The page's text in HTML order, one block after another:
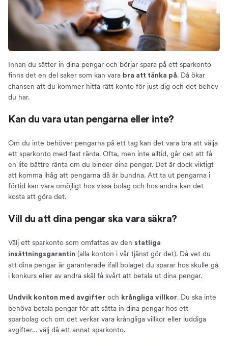
Innan du sätter in dina pengar och börjar spara på ett sparkonto
finns det en del saker som kan vara bra att tänka på. Då ökar
chansen att du kommer hitta rätt konto för just dig och det behov
du har.
Kan du vara utan pengarna eller inte?
Om du inte behöver pengarna på ett tag kan det vara bra att välja
ett sparkonto med fast ränta. Ofta, men inte alltid, går det att få
en lite bättre ränta om du binder dina pengar. Det är dock viktigt
att komma ihåg att pengarna då är bundna. Att ta ut pengarna i
förtid kan vara omöjligt hos vissa bolag och hos andra kan det
kosta att göra det.
Vill du att dina pengar ska vara säkra?
Välj ett sparkonto som omfattas av den statliga
insättningsgarantin (alla konton i vår tjänst gör det). Då vet du
att dina pengar är garanterade ifall bolaget du sparar hos skulle gå
i konkurs eller av andra skäl få svårt att betala ut dina pengar.
Undvik konton med avgifter och krångliga villkor. Du ska inte
behöva betala pengar för att sätta in dina pengar hos ett
sparbolag och om det verkar vara krångliga villkor eller luddiga
avgifter… välj då ett annat sparkonto.